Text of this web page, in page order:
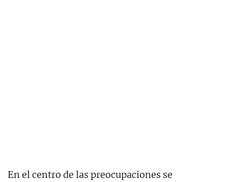
En el centro de las preocupaciones se